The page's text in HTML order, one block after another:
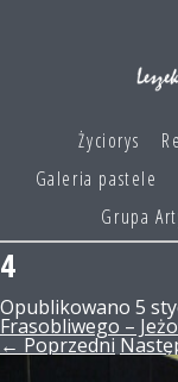
Życiorys
Galeria pastele
Grupa
4
Opublikowano 5
Frasobliwego –
← Poprzedni